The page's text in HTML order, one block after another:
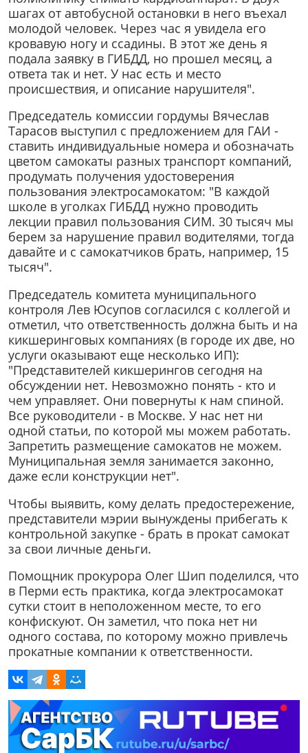
шагах от автобусной остановки в него въехал
молодой человек. Через час я увидела его
кровавую ногу и ссадины. В этот же день я
подала заявку в ГИБДД, но прошел месяц, а
ответа так и нет. У нас есть и место
происшествия, и описание нарушителя".
Председатель комиссии гордумы Вячеслав
Тарасов выступил с предложением для ГАИ -
ставить индивидуальные номера и обозначать
цветом самокаты разных транспорт компаний,
продумать получения удостоверения
пользования электросамокатом: "В каждой
школе в уголках ГИБДД нужно проводить
лекции правил пользования СИМ. 30 тысяч мы
берем за нарушение правил водителями, тогда
давайте и с самокатчиков брать, например, 15
тысяч".
Председатель комитета муниципального
контроля Лев Юсупов согласился с коллегой и
отметил, что ответственность должна быть и на
кикшеринговых компаниях (в городе их две, но
услуги оказывают еще несколько ИП):
"Представителей кикшерингов сегодня на
обсуждении нет. Невозможно понять - кто и
чем управляет. Они повернуты к нам спиной.
Все руководители - в Москве. У нас нет ни
одной статьи, по которой мы можем работать.
Запретить размещение самокатов не можем.
Муниципальная земля занимается законно,
даже если конструкции нет".
Чтобы выявить, кому делать предостережение,
представители мэрии вынуждены прибегать к
контрольной закупке - брать в прокат самокат
за свои личные деньги.
Помощник прокурора Олег Шип поделился, что
в Перми есть практика, когда электросамокат
сутки стоит в неположенном месте, то его
конфискуют. Он заметил, что пока нет ни
одного состава, по которому можно привлечь
прокатные компании к ответственности.